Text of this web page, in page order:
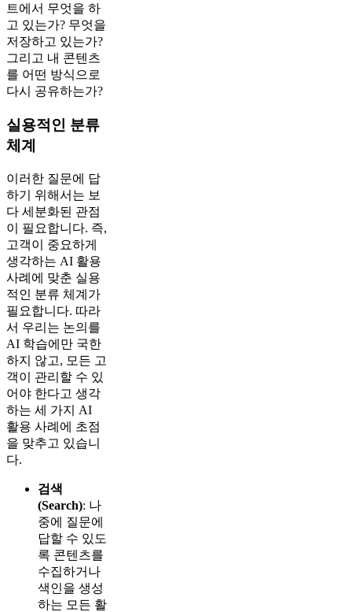
트에서 무엇을 하
고 있는가? 무엇을
저장하고 있는가?
그리고 내 콘텐츠
를 어떤 방식으로
다시 공유하는가?
실용적인 분류
체계
이러한 질문에 답
하기 위해서는 보
다 세분화된 관점
이 필요합니다. 즉,
고객이 중요하게
생각하는 AI 활용
사례에 맞춘 실용
적인 분류 체계가
필요합니다. 따라
서 우리는 논의를
AI 학습에만 국한
하지 않고, 모든 고
객이 관리할 수 있
어야 한다고 생각
하는 세 가지 AI
활용 사례에 초점
을 맞추고 있습니
다.
검색
(Search): 나
중에 질문에
답할 수 있도
록 콘텐츠를
수집하거나
색인을 생성
하는 모든 활